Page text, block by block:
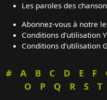
Les paroles des
Abonnez-vous à notre
Conditions d'utilisation
Conditions d'utilisation
# A B C D E F
O
P Q R S T